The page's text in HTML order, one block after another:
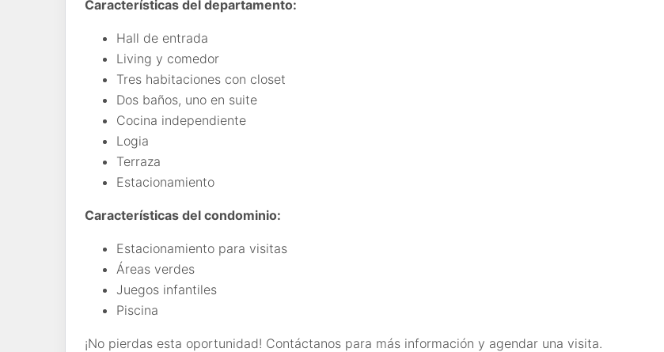
Características del departamento:
Hall de entrada
Living y comedor
Tres habitaciones con closet
Dos baños, uno en suite
Cocina independiente
Logia
Terraza
Estacionamiento
Características del condominio:
Estacionamiento para visitas
Áreas verdes
Juegos infantiles
Piscina
¡No pierdas esta oportunidad! Contáctanos para más información y agendar una visita.